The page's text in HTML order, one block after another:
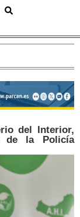
del Interior,
de la Policía